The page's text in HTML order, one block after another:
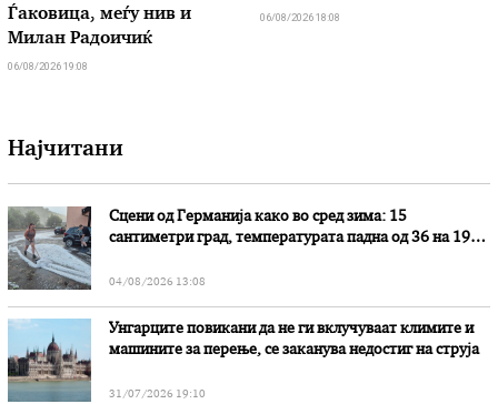
Ѓаковица, меѓу нив и
Милан Радоичиќ
06/08/2026 19:08
06/08/2026 18:08
Најчитани
Сцени од Германија како во сред зима: 15
сантиметри град, температурата падна од 36 на 19
04/08/2026 13:08
Унгарците повикани да не ги вклучуваат климите и
машините за перење, се заканува недостиг на струја
31/07/2026 19:10